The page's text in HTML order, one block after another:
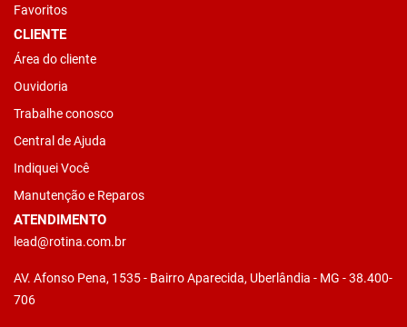
Favoritos
CLIENTE
Área do cliente
Ouvidoria
Trabalhe conosco
Central de Ajuda
Indiquei Você
Manutenção e Reparos
ATENDIMENTO
lead@rotina.com.br
AV. Afonso Pena, 1535 - Bairro Aparecida, Uberlândia - MG - 38.400-
706